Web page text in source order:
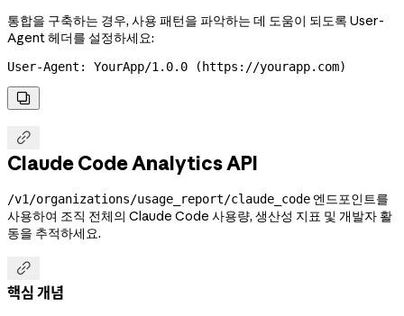
통합을 구축하는 경우, 사용 패턴을 파악하는 데 도움이 되도록 User-
Agent 헤더를 설정하세요:
User-Agent: YourApp/1.0.0 (https://yourapp.com)


Claude Code Analytics API
/v1/organizations/usage_report/claude_code 엔드포인트를
사용하여 조직 전체의 Claude Code 사용량, 생산성 지표 및 개발자 활
동을 추적하세요.

핵심 개념